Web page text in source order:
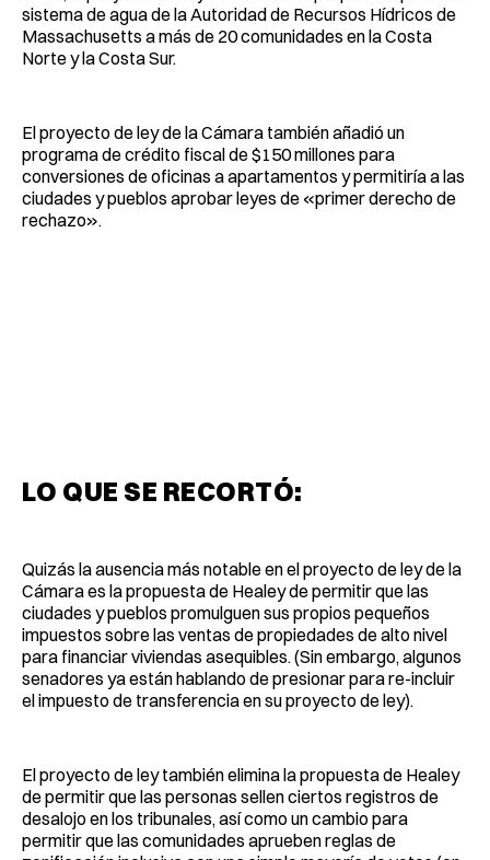
sistema de agua de la Autoridad de Recursos Hídricos de
Massachusetts a más de 20 comunidades en la Costa
Norte y la Costa Sur.
El proyecto de ley de la Cámara también añadió un
programa de crédito fiscal de $150 millones para
conversiones de oficinas a apartamentos y permitiría a las
ciudades y pueblos aprobar leyes de «primer derecho de
rechazo».
LO QUE SE RECORTÓ:
Quizás la ausencia más notable en el proyecto de ley de la
Cámara es la propuesta de Healey de permitir que las
ciudades y pueblos promulguen sus propios pequeños
impuestos sobre las ventas de propiedades de alto nivel
para financiar viviendas asequibles. (Sin embargo, algunos
senadores ya están hablando de presionar para re-incluir
el impuesto de transferencia en su proyecto de ley).
El proyecto de ley también elimina la propuesta de Healey
de permitir que las personas sellen ciertos registros de
desalojo en los tribunales, así como un cambio para
permitir que las comunidades aprueben reglas de